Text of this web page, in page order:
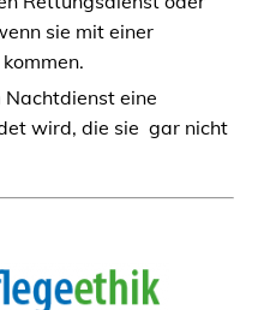
sie mit einer
eine
wird, die sie gar nicht